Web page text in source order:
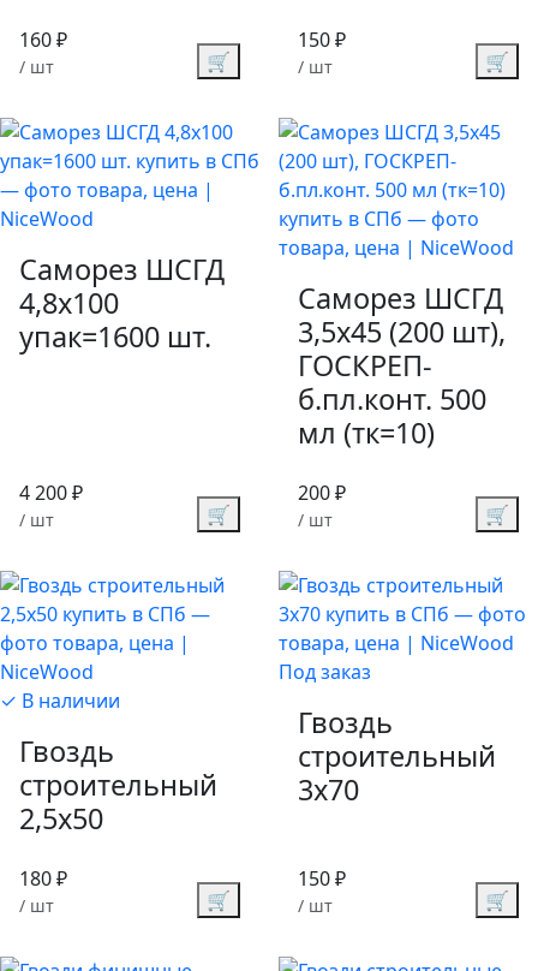
160 ₽
/ шт 🛒
150 ₽
/ шт 🛒
Саморез ШСГД
4,8х100
упак=1600 шт.
4 200 ₽
/ шт 🛒
Саморез ШСГД
3,5х45 (200 шт),
ГОСКРЕП-
б.пл.конт. 500
мл (тк=10)
200 ₽
/ шт 🛒
✓ В наличии
Гвоздь
строительный
2,5х50
180 ₽
/ шт 🛒
Под заказ
Гвоздь
строительный
3х70
150 ₽
/ шт 🛒